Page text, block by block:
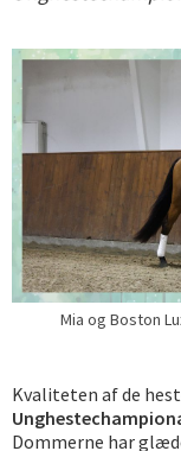
Mia og Boston
Kvaliteten af de
Dommerne har